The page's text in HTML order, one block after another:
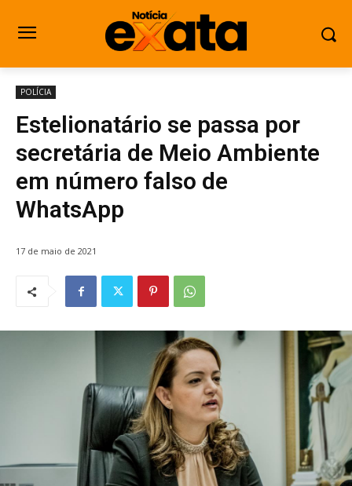
POLÍCIA
Estelionatário se passa por
secretária de Meio Ambiente
em número falso de
WhatsApp
17 de maio de 2021